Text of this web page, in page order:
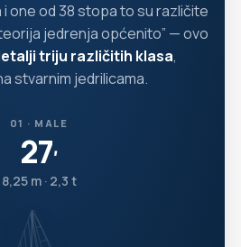
one od 38 stopa to su različite
jedrenja općenito” — ovo
triju različitih klasa,
stvarnim jedrilicama.
01 · MALE
27′
8,25 m · 2,3 t